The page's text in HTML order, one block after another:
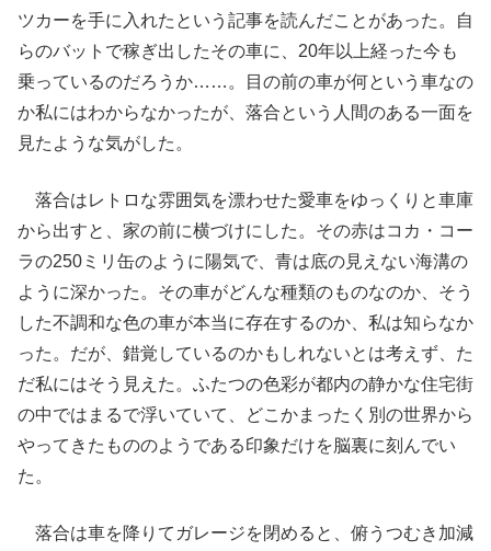
ツカーを手に入れたという記事を読んだことがあった。自
らのバットで稼ぎ出したその車に、20年以上経った今も
乗っているのだろうか……。目の前の車が何という車なの
か私にはわからなかったが、落合という人間のある一面を
見たような気がした。
落合はレトロな雰囲気を漂わせた愛車をゆっくりと車庫
から出すと、家の前に横づけにした。その赤はコカ・コー
ラの250ミリ缶のように陽気で、青は底の見えない海溝の
ように深かった。その車がどんな種類のものなのか、そう
した不調和な色の車が本当に存在するのか、私は知らなか
った。だが、錯覚しているのかもしれないとは考えず、た
だ私にはそう見えた。ふたつの色彩が都内の静かな住宅街
の中ではまるで浮いていて、どこかまったく別の世界から
やってきたもののようである印象だけを脳裏に刻んでい
た。
落合は車を降りてガレージを閉めると、俯うつむき加減